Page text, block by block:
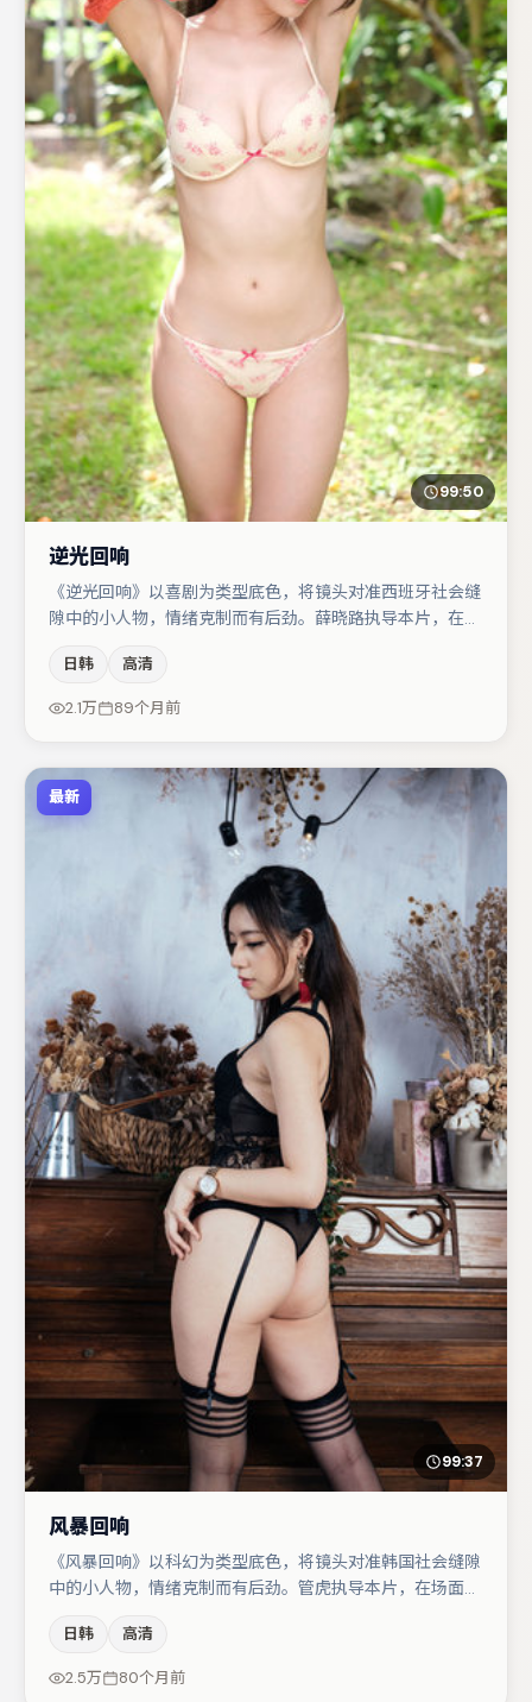
99:50
逆光回响
《逆光回响》以喜剧为类型底色，将镜头对准西班牙社会缝
隙中的小人物，情绪克制而有后劲。薛晓路执导本片，在场
裴斗娜与亚当·德赖弗的对手戏构成全片情感锚点，蒋奇明
则以细节塑造推动谜题层层揭开。节奏紧凑、反转有度，值
得列入片单。
日韩 高清
2.1万 89个月前
最新
99:37
风暴回响
《风暴回响》以科幻为类型底色，将镜头对准韩国社会缝隙
中的小人物，情绪克制而有后劲。管虎执导本片，在场面调
千玺在片中承担叙事驱动，白宇、咏梅分别提供反差与喜
剧/悬疑调剂（视场次而定）。整体完成度较高，适合周末
一口气追完。
日韩 高清
2.5万 80个月前